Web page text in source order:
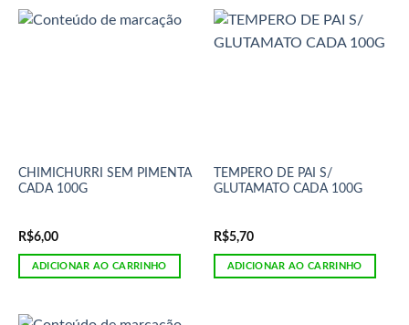
CHIMICHURRI SEM PIMENTA
CADA 100G
R$6,00
ADICIONAR AO CARRINHO
TEMPERO DE PAI S/
GLUTAMATO CADA 100G
R$5,70
ADICIONAR AO CARRINHO